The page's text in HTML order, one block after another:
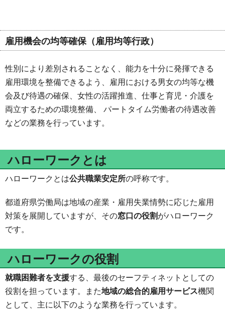
雇用機会の均等確保（雇用均等行政）
性別により差別されることなく、能力を十分に発揮できる
雇用環境を整備できるよう、雇用における男女の均等な機
会及び待遇の確保、女性の活躍推進、仕事と育児・介護を
両立するための環境整備、 パートタイム労働者の待遇改善
などの業務を行っています。
ハローワークとは
ハローワークとは公共職業安定所の呼称です。
都道府県労働局は地域の産業・雇用失業情勢に応じた雇用
対策を展開していますが、その窓口の役割がハローワーク
です。
ハローワークの役割
就職困難者を支援する、最後のセーフティネットとしての
役割を担っています。また地域の総合的雇用サービス機関
として、主に以下のような業務を行っています。